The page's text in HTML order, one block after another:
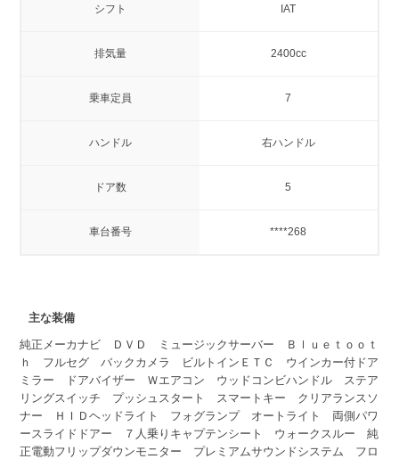
シフト IAT
排気量 2400cc
乗車定員 7
ハンドル 右ハンドル
ドア数 5
車台番号 ****268
主な装備
純正メーカナビ ＤＶＤ ミュージックサーバー Ｂｌｕｅｔｏｏｔ
ｈ フルセグ バックカメラ ビルトインＥＴＣ ウインカー付ドア
ミラー ドアバイザー Ｗエアコン ウッドコンビハンドル ステア
リングスイッチ プッシュスタート スマートキー クリアランスソ
ナー ＨＩＤヘッドライト フォグランプ オートライト 両側パワ
ースライドドアー ７人乗りキャプテンシート ウォークスルー 純
正電動フリップダウンモニター プレミアムサウンドシステム フロ